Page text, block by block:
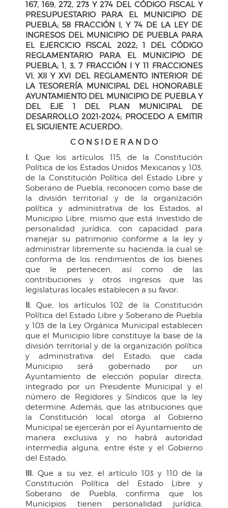
167, 169, 272, 273 Y 274 DEL CÓDIGO FISCAL Y
PRESUPUESTARIO PARA EL MUNICIPIO DE
PUEBLA; 58 FRACCIÓN I, Y 74 DE LA LEY DE
INGRESOS DEL MUNICIPIO DE PUEBLA PARA
EL EJERCICIO FISCAL 2022; 1 DEL CÓDIGO
REGLAMENTARIO PARA EL MUNICIPIO DE
PUEBLA; 1, 3, 7 FRACCIÓN I Y 11 FRACCIONES
VI, XII Y XVI DEL REGLAMENTO INTERIOR DE
LA TESORERÍA MUNICIPAL DEL HONORABLE
AYUNTAMIENTO DEL MUNICIPIO DE PUEBLA Y
DEL EJE 1 DEL PLAN MUNICIPAL DE
DESARROLLO 2021-2024; PROCEDO A EMITIR
EL SIGUIENTE ACUERDO:.
C O N S I D E R A N D O
I. Que los artículos 115, de la Constitución
Política de los Estados Unidos Mexicanos y 103,
de la Constitución Política del Estado Libre y
Soberano de Puebla, reconocen como base de
la división territorial y de la organización
política y administrativa de los Estados, al
Municipio Libre, mismo que está investido de
personalidad jurídica, con capacidad para
manejar su patrimonio conforme a la ley y
administrar libremente su hacienda, la cual se
conforma de los rendimientos de los bienes
que le pertenecen, así como de las
contribuciones y otros ingresos que las
legislaturas locales establecen a su favor;
II. Que, los artículos 102 de la Constitución
Política del Estado Libre y Soberano de Puebla
y 103 de la Ley Orgánica Municipal establecen
que el Municipio libre constituye la base de la
división territorial y de la organización política
y administrativa del Estado; que cada
Municipio será gobernado por un
Ayuntamiento de elección popular directa,
integrado por un Presidente Municipal y el
número de Regidores y Síndicos que la ley
determine. Además, que las atribuciones que
la Constitución local otorga al Gobierno
Municipal se ejercerán por el Ayuntamiento de
manera exclusiva y no habrá autoridad
intermedia alguna, entre éste y el Gobierno
del Estado;
III. Que a su vez, el artículo 103 y 110 de la
Constitución Política del Estado Libre y
Soberano de Puebla, confirma que los
Municipios tienen personalidad jurídica,